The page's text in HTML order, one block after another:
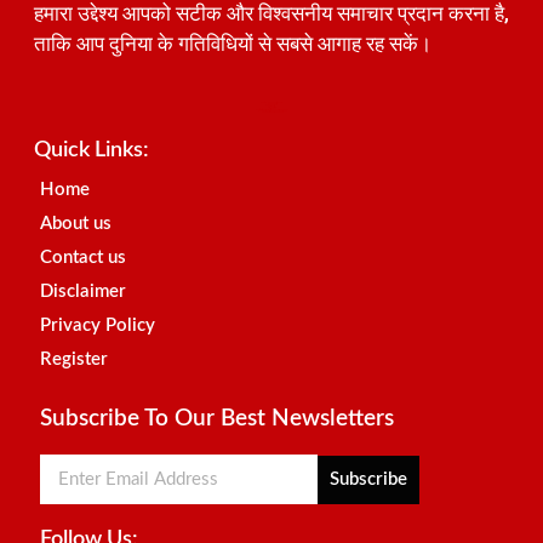
हमारा उद्देश्य आपको सटीक और विश्वसनीय समाचार प्रदान करना है,
ताकि आप दुनिया के गतिविधियों से सबसे आगाह रह सकें।
Quick Links:
Home
About us
Contact us
Disclaimer
Privacy Policy
Register
Subscribe To Our Best Newsletters
Subscribe